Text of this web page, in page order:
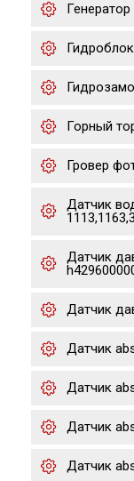
Горный
Гровер
Датчик
Датчик
Датчик
Датчик
Датчик
Датчик
Датчик